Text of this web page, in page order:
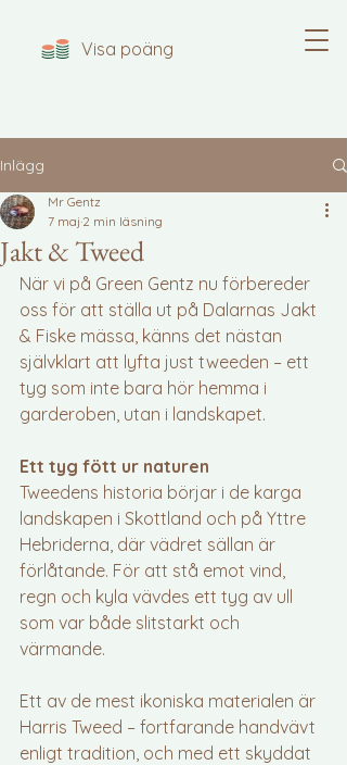
Visa poäng
Inlägg
Jakt & Tweed
Mr Gentz
7 maj 2 min läsning
När vi på Green Gentz nu förbereder
oss för att ställa ut på Dalarnas Jakt
& Fiske mässa, känns det nästan
självklart att lyfta just tweeden – ett
tyg som inte bara hör hemma i
garderoben, utan i landskapet.
Ett tyg fött ur naturen
Tweedens historia börjar i de karga
landskapen i Skottland och på Yttre
Hebriderna, där vädret sällan är
förlåtande. För att stå emot vind,
regn och kyla vävdes ett tyg av ull
som var både slitstarkt och
värmande.
Ett av de mest ikoniska materialen är
Harris Tweed – fortfarande handvävt
enligt tradition, och med ett skyddat